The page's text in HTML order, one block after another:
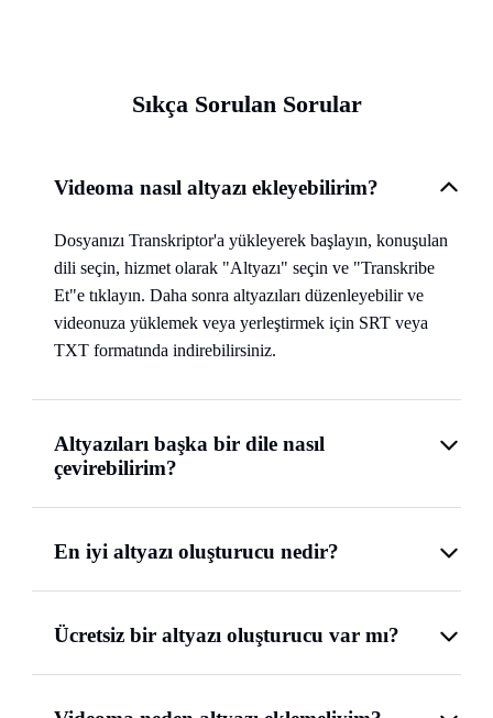
Sıkça Sorulan Sorular
Videoma nasıl altyazı ekleyebilirim?
Dosyanızı Transkriptor'a yükleyerek başlayın, konuşulan
dili seçin, hizmet olarak "Altyazı" seçin ve "Transkribe
Et"e tıklayın. Daha sonra altyazıları düzenleyebilir ve
videonuza yüklemek veya yerleştirmek için SRT veya
TXT formatında indirebilirsiniz.
Altyazıları başka bir dile nasıl
çevirebilirim?
En iyi altyazı oluşturucu nedir?
Ücretsiz bir altyazı oluşturucu var mı?